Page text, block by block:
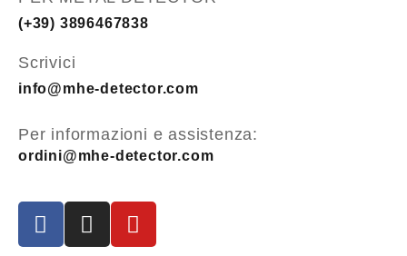
(+39) 3896467838
Scrivici
info@mhe-detector.com
Per informazioni e assistenza:
ordini@mhe-detector.com